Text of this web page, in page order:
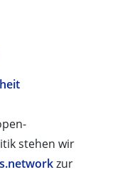
stehen wir
zur